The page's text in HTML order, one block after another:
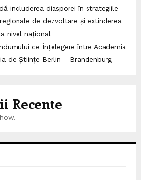
includerea diasporei în strategiile
de dezvoltare și extinderea
nivel național
de Înțelegere între Academia
de Științe Berlin – Brandenburg
Recente